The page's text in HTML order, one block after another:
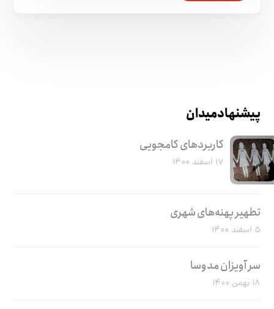
پیشنهاد میدان
کاربرد‌های کامجویی
۱۷ اسفند ۱۴۰۰
تطهیر پهنه‌های شهری
۵ اسفند ۱۴۰۰
سر آویزان مدوسا
۱۸ بهمن ۱۴۰۰